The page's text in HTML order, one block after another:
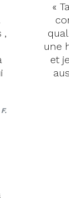
,
«
une
et